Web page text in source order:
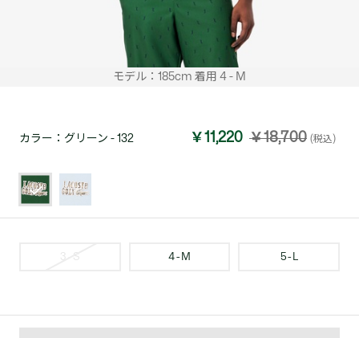
モデル：185cm 着用 4 - M
カラー： グリーン - 132 ￥11,220 ￥18,700 (税込)
3 - S 4 - M 5 - L